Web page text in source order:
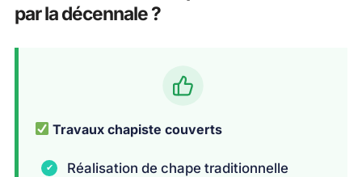
par la décennale ?
Travaux chapiste couverts
Réalisation de chape traditionnelle